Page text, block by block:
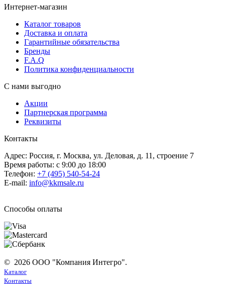
Интернет-магазин
Каталог товаров
Доставка и оплата
Гарантийные обязательства
Бренды
F.A.Q
Политика конфиденциальности
С нами выгодно
Акции
Партнерская программа
Реквизиты
Контакты
Адрес: Россия, г. Москва, ул. Деловая, д. 11, строение 7
Время работы: с 9:00 до 18:00
Телефон: +7 (495) 540-54-24
E-mail: info@kkmsale.ru
Способы оплаты
© 2026 ООО "Компания Интегро".
Каталог
Контакты